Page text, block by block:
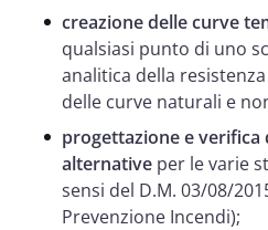
creazione delle curve
qualsiasi punto di uno
analitica della
delle curve naturali e
progettazione e verifica
alternative per le varie
sensi del D.M. 03/08/
Prevenzione Incendi);